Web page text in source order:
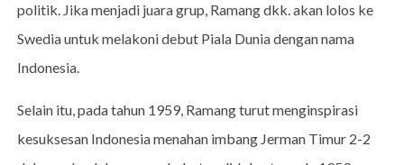
politik. Jika menjadi juara grup, Ramang dkk. akan lolos ke
Swedia untuk melakoni debut Piala Dunia dengan nama
Indonesia.
Selain itu, pada tahun 1959, Ramang turut menginspirasi
kesuksesan Indonesia menahan imbang Jerman Timur 2-2